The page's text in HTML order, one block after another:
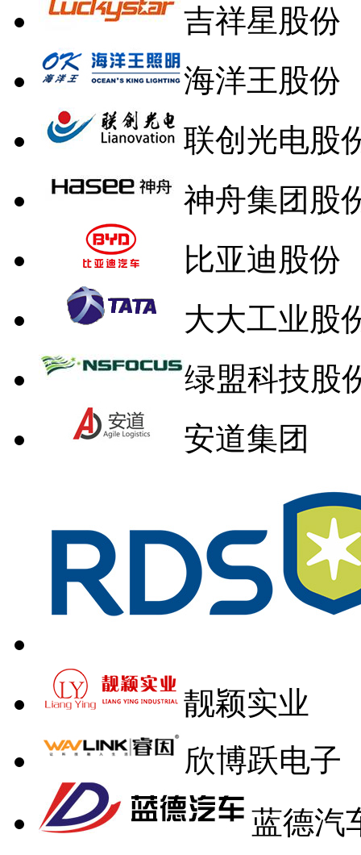
吉祥星股份
海洋王股份
联创光电股
神舟集团股
比亚迪股份
大大工业股
绿盟科技股
安道集团
靓颖实业
欣博跃电子
蓝德汽